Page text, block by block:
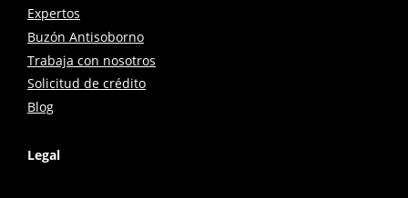
Expertos
Buzón Antisoborno
Trabaja con nosotros
Solicitud de crédito
Blog
Legal